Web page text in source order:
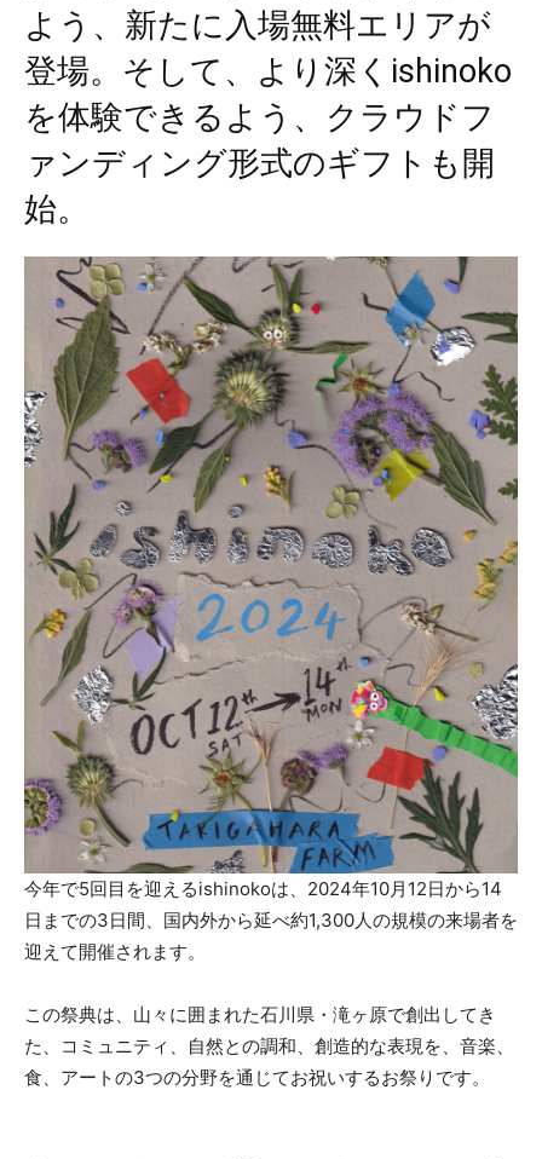
よう、新たに入場無料エリアが
登場。そして、より深くishinoko
を体験できるよう、クラウドフ
ァンディング形式のギフトも開
始。
今年で5回目を迎えるishinokoは、2024年10月12日から14
日までの3日間、国内外から延べ約1,300人の規模の来場者を
迎えて開催されます。
この祭典は、山々に囲まれた石川県・滝ヶ原で創出してき
た、コミュニティ、自然との調和、創造的な表現を、音楽、
食、アートの3つの分野を通じてお祝いするお祭りです。